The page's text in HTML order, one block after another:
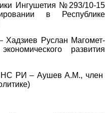
Ингушетия №293/10-15
в Республике
Руслан Магомет-
развития
РИ – Аушев А.М., член